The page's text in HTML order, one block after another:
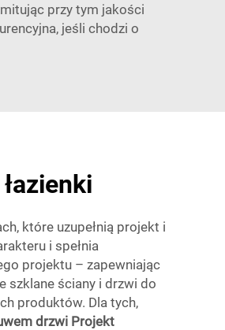
przy tym jakości
jeśli chodzi o
które uzupełnią projekt i
i spełnia
projektu – zapewniając
szklane ściany i drzwi do
produktów. Dla tych,
drzwi Projekt